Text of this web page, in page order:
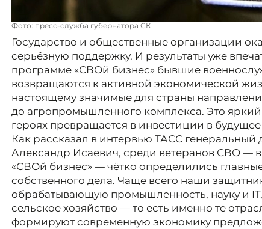
Фото: пресс-служба губернатора СК
Государство и общественные организации
серьёзную поддержку. И результаты уже
программе «СВОй бизнес» бывшие
возвращаются к активной экономической
настоящему значимые для страны
до агропромышленного комплекса. Это яркий
героях превращается в инвестиции в
Как рассказал в интервью ТАСС
Александр Исаевич, среди ветеранов СВО —
«СВОй бизнес» — чётко определились
собственного дела. Чаще всего наши
обрабатывающую промышленность, науку и IT,
сельское хозяйство — то есть именно те
формируют современную экономику